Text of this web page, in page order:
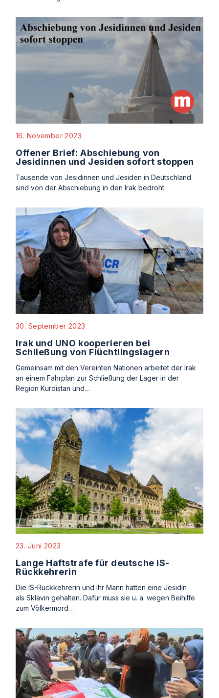
16. November 2023
Offener Brief: Abschiebung von
Jesidinnen und Jesiden sofort stoppen
Tausende von Jesidinnen und Jesiden in Deutschland
sind von der Abschiebung in den Irak bedroht.
30. September 2023
Irak und UNO kooperieren bei
Schließung von Flüchtlingslagern
Gemeinsam mit den Vereinten Nationen arbeitet der Irak
an einem Fahrplan zur Schließung der Lager in der
Region Kurdistan und…
23. Juni 2023
Lange Haftstrafe für deutsche IS-
Rückkehrerin
Die IS-Rückkehrerin und ihr Mann hatten eine Jesidin
als Sklavin gehalten. Dafür muss sie u. a. wegen Beihilfe
zum Völkermord…